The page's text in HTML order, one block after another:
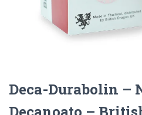
Deca-Durabolin –